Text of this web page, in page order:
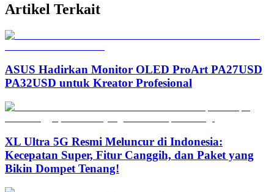
Artikel Terkait
ASUS Hadirkan Monitor OLED ProArt PA27USD
PA32USD untuk Kreator Profesional
XL Ultra 5G Resmi Meluncur di Indonesia:
Kecepatan Super, Fitur Canggih, dan Paket yang
Bikin Dompet Tenang!